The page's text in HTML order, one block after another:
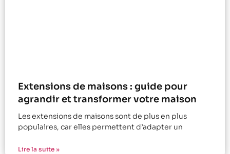
Extensions de maisons : guide pour
agrandir et transformer votre maison
Les extensions de maisons sont de plus en plus
populaires, car elles permettent d’adapter un
Lire la suite »